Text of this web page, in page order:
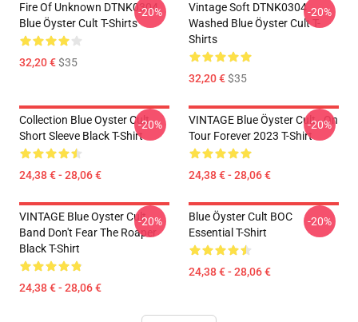
Fire Of Unknown DTNK0304
Blue Öyster Cult T-Shirts
32,20 €$35
-20%
Vintage Soft DTNK0304
Washed Blue Öyster Cult T-
Shirts
32,20 €$35
-20%
Collection Blue Oyster Cult
Short Sleeve Black T-Shirt
24,38 € - 28,06 €
-20%
VINTAGE Blue Öyster Cult - On
Tour Forever 2023 T-Shirt
24,38 € - 28,06 €
-20%
VINTAGE Blue Oyster Cult
Band Don't Fear The Roaper
Black T-Shirt
24,38 € - 28,06 €
-20%
Blue Öyster Cult BOC
Essential T-Shirt
24,38 € - 28,06 €
-20%